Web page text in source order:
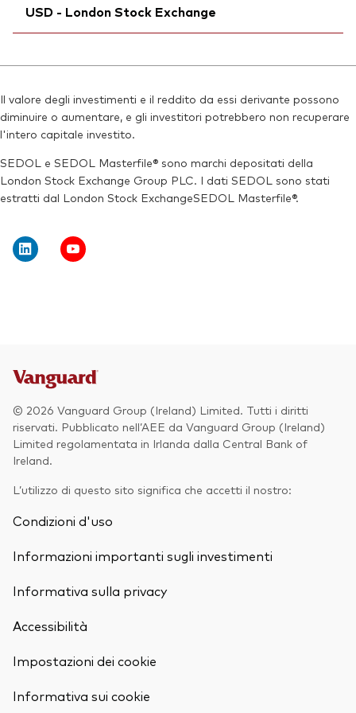
Reuters:
VJPN.S
SEDOL:B975GP7
Bloomberg:VJPN LN
Reuters:VJPN.L
SEDOL:B9L8M65
Ticker di borsa:VJPN
USD - London Stock Exchange
ISIN:IE00B95PGT31
Reuters:VDJP.L
SEDOL: B9G7DV9
Ticker di borsa:VDJP
Il valore degli investimenti e il reddito da essi derivante possono
diminuire o aumentare, e gli investitori potrebbero non recuperare
l'intero capitale investito.
SEDOL e SEDOL Masterfile® sono marchi depositati della
London Stock Exchange Group PLC. I dati SEDOL sono stati
estratti dal London Stock ExchangeSEDOL Masterfile®.
© 2026 Vanguard Group (Ireland) Limited. Tutti i diritti
riservati. Pubblicato nell’AEE da Vanguard Group (Ireland)
Limited regolamentata in Irlanda dalla Central Bank of
Ireland.
L’utilizzo di questo sito significa che accetti il nostro:
Condizioni d'uso
Informazioni importanti sugli investimenti
Informativa sulla privacy
Accessibilità
Impostazioni dei cookie
Informativa sui cookie